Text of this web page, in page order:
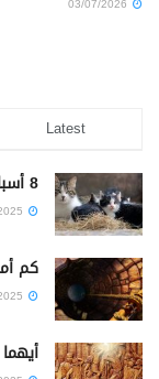
Latest
8 أسباب تجعل القطة تأكل صغارها
كم